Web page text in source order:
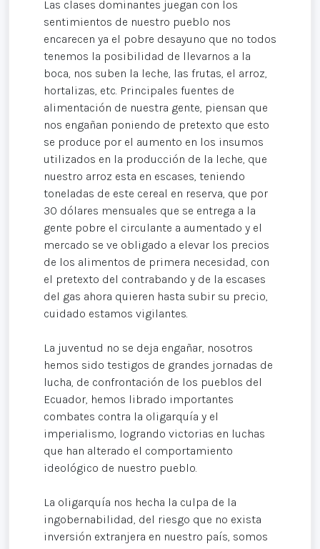
Las clases dominantes juegan con los
sentimientos de nuestro pueblo nos
encarecen ya el pobre desayuno que no todos
tenemos la posibilidad de llevarnos a la
boca, nos suben la leche, las frutas, el arroz,
hortalizas, etc. Principales fuentes de
alimentación de nuestra gente, piensan que
nos engañan poniendo de pretexto que esto
se produce por el aumento en los insumos
utilizados en la producción de la leche, que
nuestro arroz esta en escases, teniendo
toneladas de este cereal en reserva, que por
30 dólares mensuales que se entrega a la
gente pobre el circulante a aumentado y el
mercado se ve obligado a elevar los precios
de los alimentos de primera necesidad, con
el pretexto del contrabando y de la escases
del gas ahora quieren hasta subir su precio,
cuidado estamos vigilantes.
La juventud no se deja engañar, nosotros
hemos sido testigos de grandes jornadas de
lucha, de confrontación de los pueblos del
Ecuador, hemos librado importantes
combates contra la oligarquía y el
imperialismo, logrando victorias en luchas
que han alterado el comportamiento
ideológico de nuestro pueblo.
La oligarquía nos hecha la culpa de la
ingobernabilidad, del riesgo que no exista
inversión extranjera en nuestro país, somos